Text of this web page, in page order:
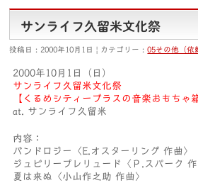
サンライフ久留米文化祭
投稿日 : 2000年10月1日 | カテゴリー :05その他（依
2000年10月1日（日）
サンライフ久留米文化祭
【くるめシティーブラスの音楽おもちゃ
at. サンライフ久留米
内容：
バンドロジー〈E.オスターリング 作曲〉
ジュビリープレリュード〈Ｐ.スパーク 作
夏は来ぬ〈小山作之助 作曲〉